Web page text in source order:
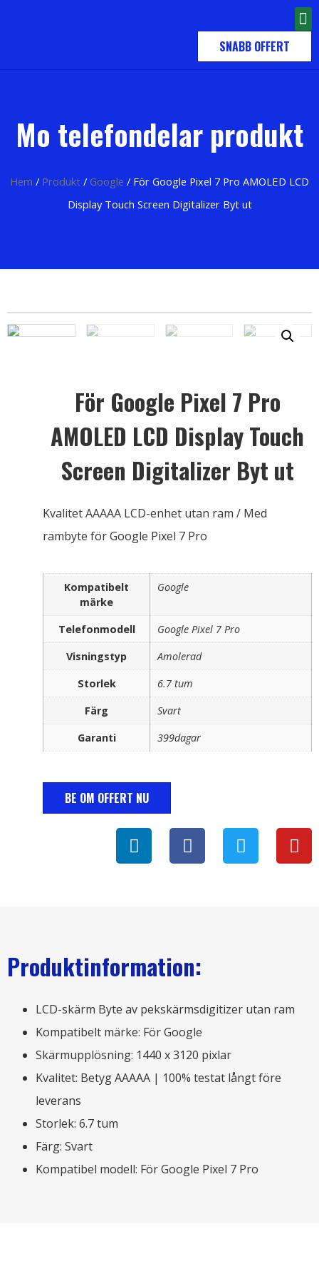
SNABB OFFERT
Mo telefondelar produkt
Hem / Produkt / Google / För Google Pixel 7 Pro AMOLED LCD
Display Touch Screen Digitalizer Byt ut
För Google Pixel 7 Pro
AMOLED LCD Display Touch
Screen Digitalizer Byt ut
Kvalitet AAAAA LCD-enhet utan ram / Med
rambyte för Google Pixel 7 Pro
Kompatibelt
märke
Google
Telefonmodell
Google Pixel 7 Pro
Visningstyp
Amolerad
Storlek
6.7 tum
Färg
Svart
Garanti
399dagar
BE OM OFFERT NU
Produktinformation:
LCD-skärm Byte av pekskärmsdigitizer utan ram
Kompatibelt märke: För Google
Skärmupplösning: 1440 x 3120 pixlar
Kvalitet: Betyg AAAAA | 100% testat långt före
leverans
Storlek: 6.7 tum
Färg: Svart
Kompatibel modell: För Google Pixel 7 Pro